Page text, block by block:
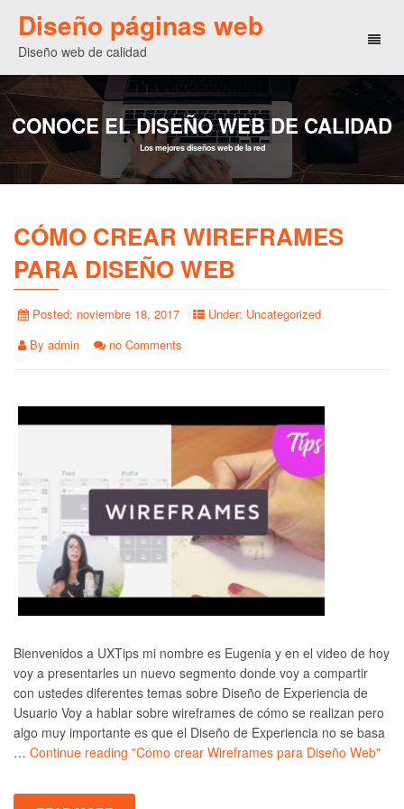
Diseño páginas web
Diseño web de calidad
CONOCE EL DISEÑO WEB DE CALIDAD
Los mejores diseños web de la red
CÓMO CREAR WIREFRAMES
PARA DISEÑO WEB
Posted: noviembre 18, 2017 Under: Uncategorized
By admin no Comments
Bienvenidos a UXTips mi nombre es Eugenia y en el video de hoy
voy a presentarles un nuevo segmento donde voy a compartir
con ustedes diferentes temas sobre Diseño de Experiencia de
Usuario Voy a hablar sobre wireframes de cómo se realizan pero
algo muy importante es que el Diseño de Experiencia no se basa
… Continue reading "Cómo crear Wireframes para Diseño Web"